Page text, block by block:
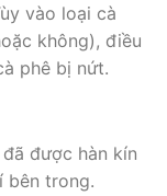
vào loại cà
không), điều
phê bị nứt.
được hàn kín
bên trong.